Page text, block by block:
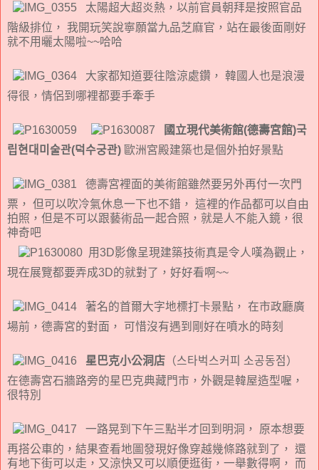
太陽超大超炎熱，以前官員朝拜是按照官品
階級排位， 我開玩笑說寧願當九品芝麻官，站在最後面剛好
就不用曬太陽啦~~哈哈
大家都知道要往陰涼處鑽， 韓國人也是浪漫
得很，情侶到哪裡都要手牽手
國立現代美術館(德壽宮館)국
립현대미술관(덕수궁관) 歐洲宮殿建築也是個外拍好景點
德壽宮裡面的美術館雖然要另外再付一次門
票， 但可以吹冷氣休息一下也不錯， 這裡的作品都可以自由
拍照，但是不可以跟藝術品一起合照，就是人不能入鏡，很
神奇吧
用3D影像呈現建築技術真是令人嘆為觀止，
現在展覽都要弄成3D的就對了，好好看啊~~
著名的首爾大字地標打卡景點， 在市政廳廣
場前，德壽宮的對面， 可惜沒有遇到剛好在噴水的時刻
星巴克小公洞店 （스타벅스커피 소공동점）
在德壽宮石牆路旁的星巴克典藏門市，外觀是韓屋造型喔，
很特別
一路晃到下午三點半才回到明洞， 原本想要
再搭公車的，結果查看地圖發現好像穿越幾條路就到了， 還
有地下街可以走，又涼快又可以順便逛街，一舉數得啊， 而